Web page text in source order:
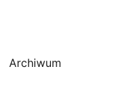
Archiwum